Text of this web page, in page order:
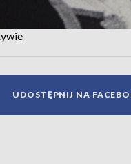
UDOSTĘPNIJ NA